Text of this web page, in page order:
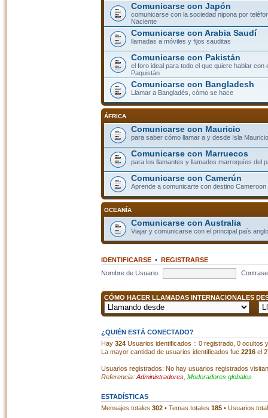
Comunicarse con Japón
comunicarse con la sociedad nipona por
Naciente
Comunicarse con Arabia Saudí
llamadas a móviles y fijos sauditas
Comunicarse con Pakistán
el foro ideal para todo el que quiere hablar con
Paquistán
Comunicarse con Bangladesh
Llamar a Bangladés, cómo se hace
ÁFRICA
Comunicarse con Mauricio
para saber cómo llamar a y desde Isla
Comunicarse con Marruecos
para los llamantes y llamados marroquíes del
Comunicarse con Camerún
Aprende a comunicarte con destino Cameroon
OCEANÍA
Comunicarse con Australia
Viajar y comunicarse con el principal país
IDENTIFICARSE• REGISTRARSE
Nombre de Usuario:
CÓMO HACER LLAMADAS INTERNACIONALES
¿QUIÉN ESTÁ CONECTADO?
Hay 324Usuarios identificados :: 0 registrado, 0 ocultos
La mayor cantidad de usuarios identificados fue 2216el
Usuarios registrados: No hay usuarios registrados
Referencia: Administradores, Moderadores globales
ESTADÍSTICAS
Mensajes totales 302• Temas totales 185• Usuarios